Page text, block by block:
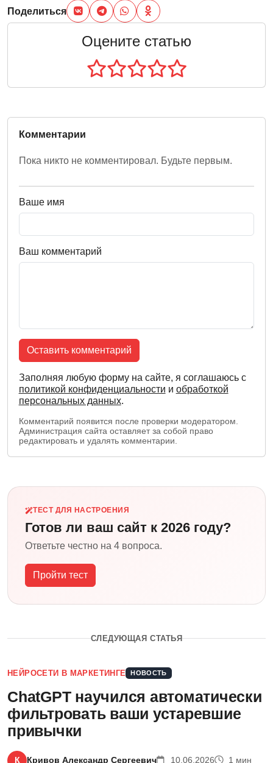
Поделиться
Оцените статью
Комментарии
Пока никто не комментировал. Будьте первым.
Ваше имя
Ваш комментарий
Оставить комментарий
Заполняя любую форму на сайте, я соглашаюсь с
политикой конфиденциальности и обработкой
персональных данных.
Комментарий появится после проверки модератором.
Администрация сайта оставляет за собой право
редактировать и удалять комментарии.
ТЕСТ ДЛЯ НАСТРОЕНИЯ
Готов ли ваш сайт к 2026 году?
Ответьте честно на 4 вопроса.
Пройти тест
СЛЕДУЮЩАЯ СТАТЬЯ
НЕЙРОСЕТИ В МАРКЕТИНГЕ НОВОСТЬ
ChatGPT научился автоматически
фильтровать ваши устаревшие
привычки
К Кривов Александр Сергеевич 10.06.2026 1 мин